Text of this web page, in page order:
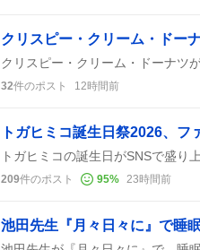
32件のポスト 12時間前
トガヒミコ誕生日祭2026、
209件のポスト 95% 23時間前